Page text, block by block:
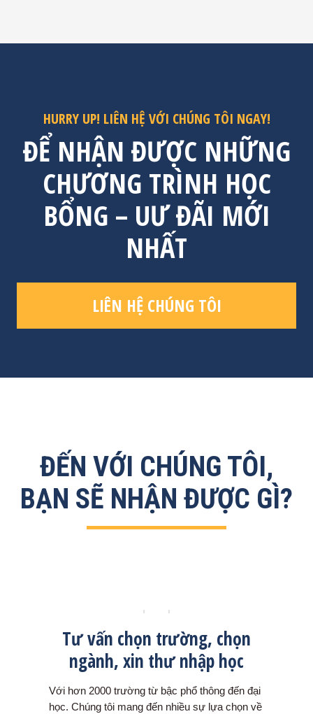
HURRY UP! LIÊN HỆ VỚI CHÚNG TÔI NGAY!
ĐỂ NHẬN ĐƯỢC NHỮNG
CHƯƠNG TRÌNH HỌC
BỔNG – UƯ ĐÃI MỚI
NHẤT
LIÊN HỆ CHÚNG TÔI
ĐẾN VỚI CHÚNG TÔI,
BẠN SẼ NHẬN ĐƯỢC GÌ?
Tư vấn chọn trường, chọn
ngành, xin thư nhập học
Với hơn 2000 trường từ bậc phổ thông đến đại
học. Chúng tôi mang đến nhiều sự lựa chọn về